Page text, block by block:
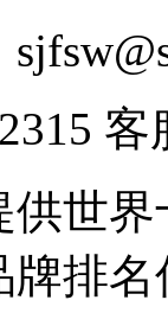
客
世
排